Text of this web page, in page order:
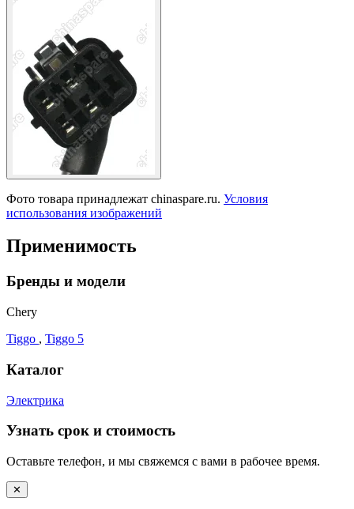
Фото товара принадлежат chinaspare.ru. Условия
использования изображений
Применимость
Бренды и модели
Chery
Tiggo , Tiggo 5
Каталог
Электрика
Узнать срок и стоимость
Оставьте телефон, и мы свяжемся с вами в рабочее время.
✕